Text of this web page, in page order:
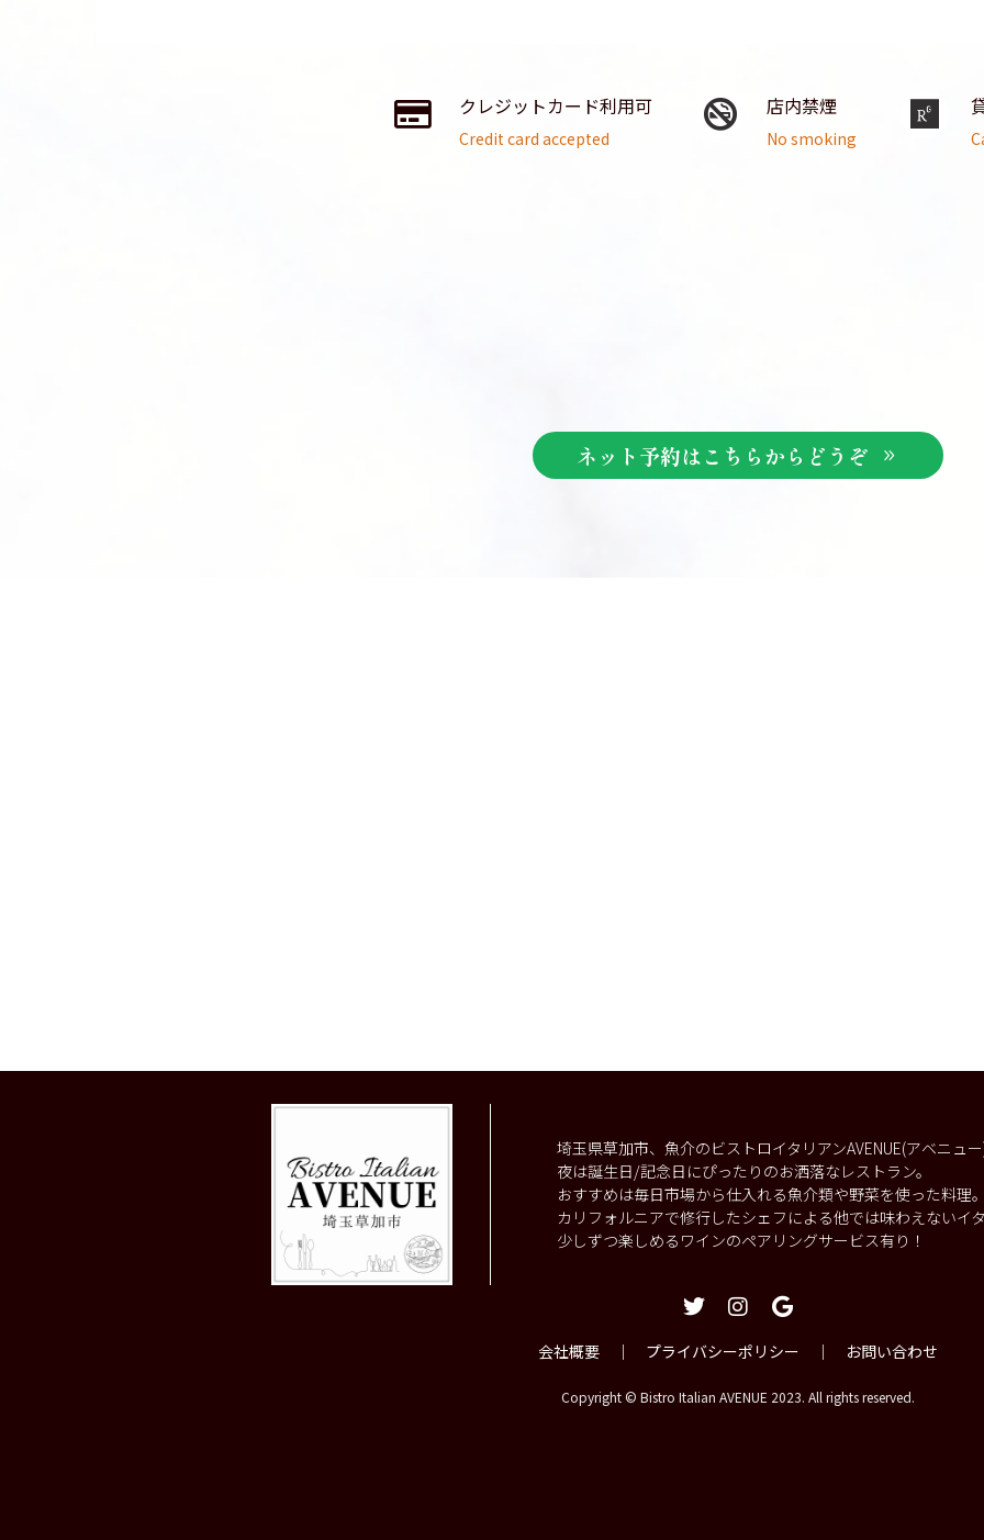
クレジットカード利用可
Credit card accepted
店内禁煙
No smoking
ネット予約はこちらからどうぞ
埼玉県草加市、魚介のビストロイタリアンAVENUE(アベニュ
夜は誕生日/記念日にぴったりのお洒落なレストラン。
おすすめは毎日市場から仕入れる魚介類や野菜を使った料理
カリフォルニアで修行したシェフによる他では味わえないイ
少しずつ楽しめるワインのペアリングサービス有り！
会社概要 ｜ プライバシーポリシー ｜ お問い合わせ
Copyright © Bistro Italian AVENUE 2023. All rights reserved.